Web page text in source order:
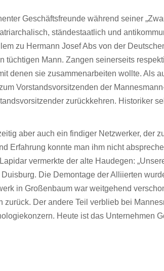
Geschäftsfreunde während seiner
ständestaatlich und
zu Hermann Josef Abs von der
tüchtigen Mann. Zangen seinerseits
denen sie zusammenarbeiten wollte. Als
Vorstandsvorsitzenden der
zurückkehren. Historiker
aber auch ein findiger Netzwerker, der
Erfahrung konnte man ihm nicht
vermerkte der alte Haudegen:
Die Demontage der Alliierten
in Großenbaum war weitgehend
Der andere Teil verblieb bei
Heute ist das Unternehmen